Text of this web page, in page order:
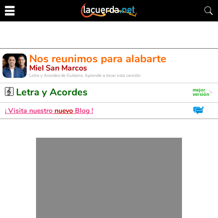
Nos reunimos para alabarte
Miel San Marcos
Letra y Acordes de Guitarra. Aprende a tocar esta canción
Letra y Acordes
¡ Visita nuestro nuevo Blog !